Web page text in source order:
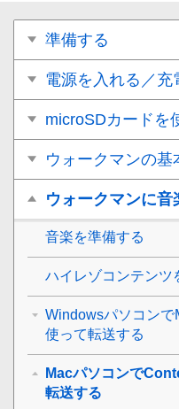
準備する
電源を入れる／充
microSDカードを
ウォークマンの基
ウォークマンに音
音楽を準備する
ハイレゾコンテンツ
Windowsパソコンで
使って転送する
Macパソコンで
転送する